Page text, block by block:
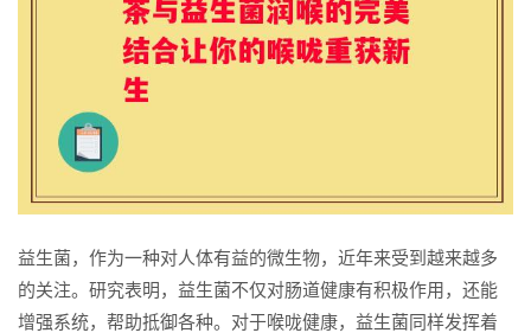
益生菌，作为一种对人体有益的微生物，近年来受到越来越多
的关注。研究表明，益生菌不仅对肠道健康有积极作用，还能
增强系统，帮助抵御各种。对于喉咙健康，益生菌同样发挥着